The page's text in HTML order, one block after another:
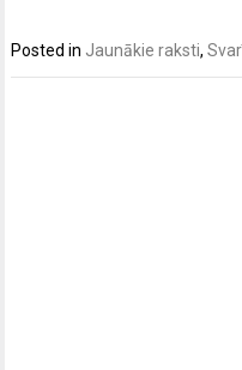
Posted in Jaunākie raksti,